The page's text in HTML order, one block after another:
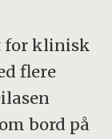
for klinisk
flere
bord på